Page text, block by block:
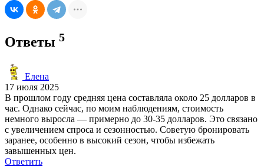
Ответы 5
Елена
17 июля 2025
В прошлом году средняя цена составляла около 25 долларов в
час. Однако сейчас, по моим наблюдениям, стоимость
немного выросла — примерно до 30-35 долларов. Это связано
с увеличением спроса и сезонностью. Советую бронировать
заранее, особенно в высокий сезон, чтобы избежать
завышенных цен.
Ответить